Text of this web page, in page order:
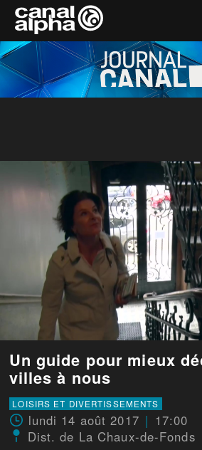
Un guide pour mieux
villes à nous
LOISIRS ET DIVERTISSEMENTS
lundi 14 août 2017
17:00
Dist. de La Chaux-de-Fonds